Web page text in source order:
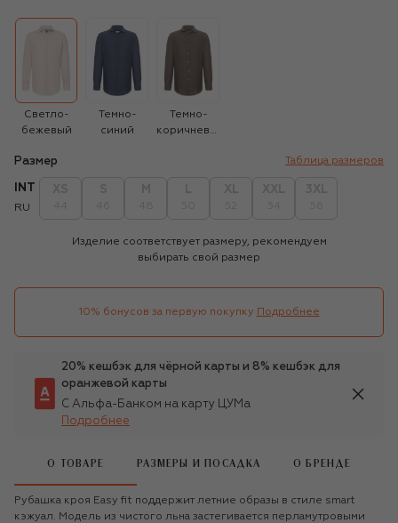
Светло-
бежевый
Темно-
синий
Темно-
коричневый
Размер Таблица размеров
INT
RU
Изделие соответствует размеру, рекомендуем
выбирать свой размер
10% бонусов за первую покупку Подробнее
20% кешбэк для чёрной карты и 8% кешбэк для
оранжевой карты
С Альфа-Банком на карту ЦУМа
Подробнее
О ТОВАРЕ РАЗМЕРЫ И ПОСАДКА О БРЕНДЕ
Рубашка кроя Easy fit поддержит летние образы в стиле smart
кэжуал. Модель из чистого льна застегивается перламутровыми